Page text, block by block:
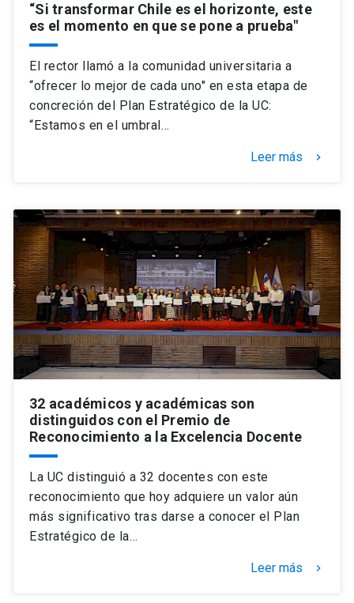
“Si transformar Chile es el horizonte, este
es el momento en que se pone a prueba"
El rector llamó a la comunidad universitaria a
“ofrecer lo mejor de cada uno" en esta etapa de
concreción del Plan Estratégico de la UC:
“Estamos en el umbral…
Leer más keyboard_arrow_right
32 académicos y académicas son
distinguidos con el Premio de
Reconocimiento a la Excelencia Docente
La UC distinguió a 32 docentes con este
reconocimiento que hoy adquiere un valor aún
más significativo tras darse a conocer el Plan
Estratégico de la…
Leer más keyboard_arrow_right